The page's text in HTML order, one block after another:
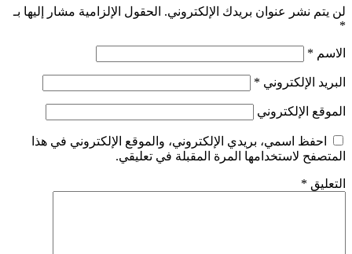
لن يتم نشر عنوان بريدك الإلكتروني. الحقول الإلزامية مشار إليها بـ
*
الاسم *
البريد الإلكتروني *
الموقع الإلكتروني
احفظ اسمي، بريدي الإلكتروني، والموقع الإلكتروني في هذا
المتصفح لاستخدامها المرة المقبلة في تعليقي.
التعليق *